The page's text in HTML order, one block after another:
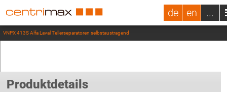
de en ...
VNPX 413S Alfa Laval Tellerseparatoren selbstaustragend
Produktdetails